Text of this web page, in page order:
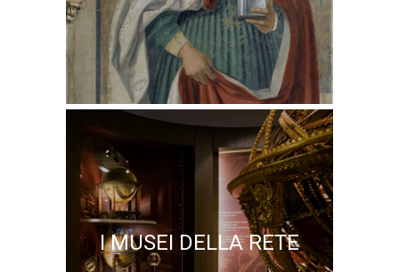
I MUSEI DELLA RETE